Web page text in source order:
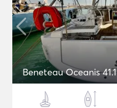
Beneteau Oceanis 41.1